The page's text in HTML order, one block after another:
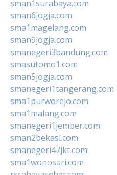
sman1surabaya.com
sman6jogja.com
sma1magelang.com
sman9jogja.com
smanegeri3bandung.com
smasutomo1.com
sman5jogja.com
smanegeri1tangerang.com
sma1purworejo.com
sma1malang.com
smanegeri1jember.com
sman2bekasi.com
smanegeri47jkt.com
sma1wonosari.com